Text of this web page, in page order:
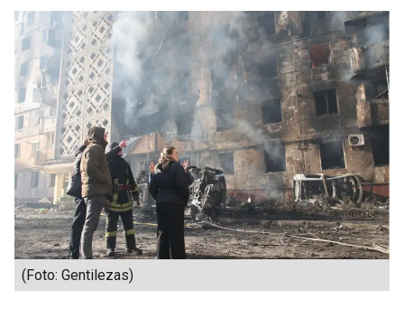
(Foto: Gentilezas)